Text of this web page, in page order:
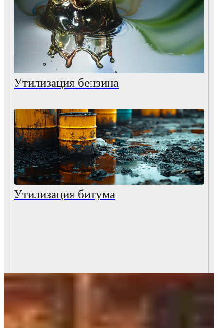
Утилизация бензина
Утилизация битума